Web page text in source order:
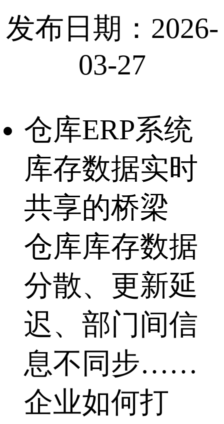
发布日期：2026-
03-27
仓库ERP系统
库存数据实时
共享的桥梁
仓库库存数据
分散、更新延
迟、部门间信
息不同步……
企业如何打